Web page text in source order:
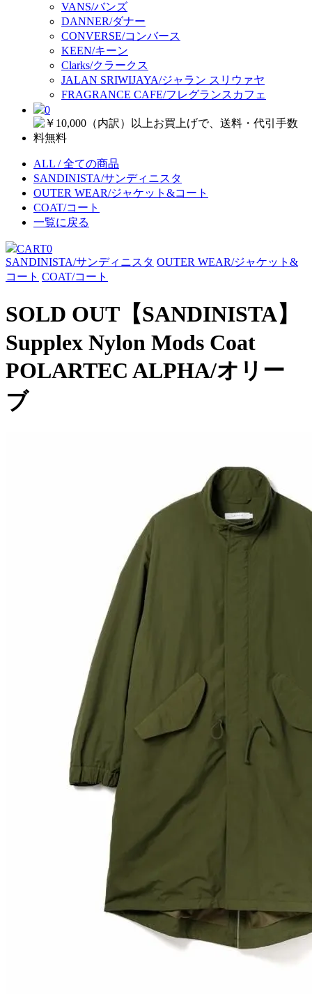
VANS/バンズ
DANNER/ダナー
CONVERSE/コンバース
KEEN/キーン
Clarks/クラークス
JALAN SRIWIJAYA/ジャラン スリウァヤ
FRAGRANCE CAFE/フレグランスカフェ
0
ALL / 全ての商品
SANDINISTA/サンディニスタ
OUTER WEAR/ジャケット&コート
COAT/コート
一覧に戻る
CART0
SANDINISTA/サンディニスタ OUTER WEAR/ジャケット&
コート COAT/コート
SOLD OUT 【SANDINISTA】
Supplex Nylon Mods Coat
POLARTEC ALPHA/オリー
ブ